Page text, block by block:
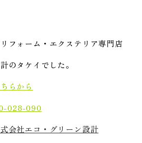
フォーム・エクステリア専門店
のタケイでした。
らから
028-090
会社エコ・グリーン設計